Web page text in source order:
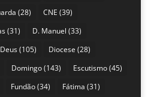
(28) CNE (39)
(31) D. Manuel (33)
Deus(105) Diocese (28)
Domingo(143) Escutismo(45)
Fundão(34) Fátima (31)